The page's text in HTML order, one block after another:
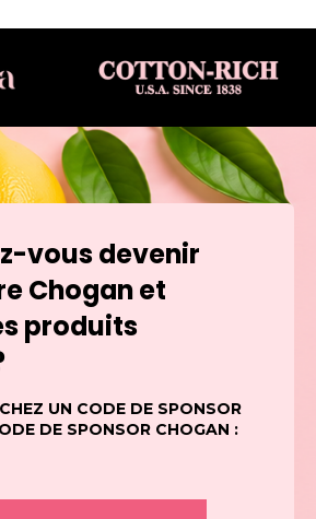
vous devenir
Chogan et
produits
UN CODE DE SPONSOR
DE SPONSOR CHOGAN :